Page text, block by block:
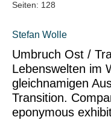
Seiten: 128
Stefan Wolle
Umbruch Ost /
Lebenswelten im
gleichnamigen
Transition.
eponymous